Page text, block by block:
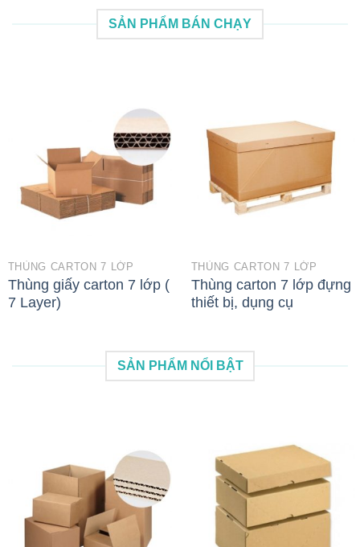
SẢN PHẨM BÁN CHẠY
THÙNG CARTON 7 LỚP
Thùng giấy carton 7 lớp (
7 Layer)
THÙNG CARTON 7 LỚP
Thùng carton 7 lớp đựng
thiết bị, dụng cụ
SẢN PHẨM NỔI BẬT